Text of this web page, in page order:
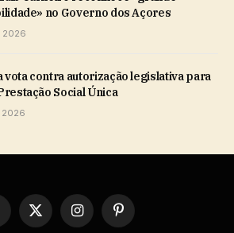
no Governo dos Açores
2026
vota contra autorização legislativa para
Social Única
2026
X
InstagramPinterest